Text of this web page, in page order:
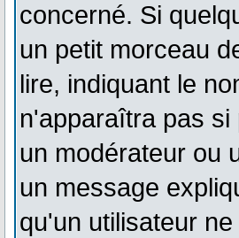
concerné. Si
un petit morceau
lire, indiquant le
n'apparaîtra pas
un modérateur ou
un message
qu'un utilisateur